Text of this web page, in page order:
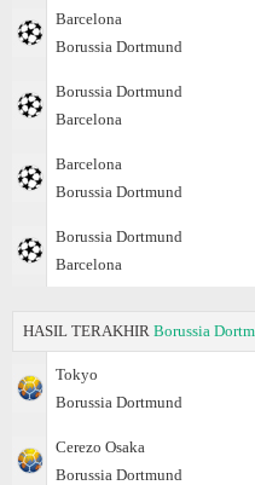
Barcelona
Borussia Dortmund
Borussia Dortmund
Barcelona
Barcelona
Borussia Dortmund
Borussia Dortmund
Barcelona
HASIL TERAKHIR Borussia
Tokyo
Borussia Dortmund
Cerezo Osaka
Borussia Dortmund